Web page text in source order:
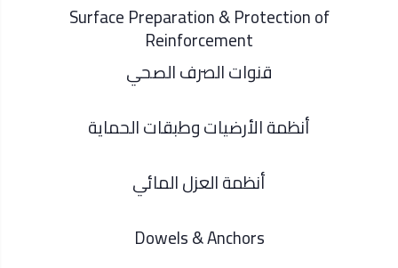
Surface Preparation & Protection of
Reinforcement
قنوات الصرف الصحي
أنظمة الأرضيات وطبقات الحماية
أنظمة العزل المائي
Dowels & Anchors